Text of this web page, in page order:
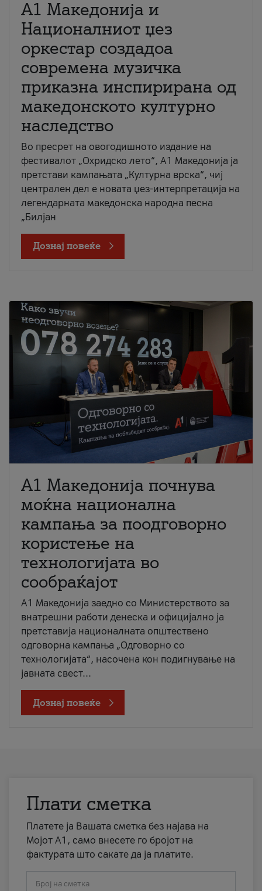
А1 Македонија и
Националниот џез
оркестар создадоа
современа музичка
приказна инспирирана од
македонското културно
наследство
Во пресрет на овогодишното издание на
фестивалот „Охридско лето“, А1 Македонија ја
претстави кампањата „Културна врска“, чиј
централен дел е новата џез-интерпретација на
легендарната македонска народна песна
„Билјан
Дознај повеќе
A1 Македонија почнува
моќна национална
кампања за поодговорно
користење на
технологијата во
сообраќајот
A1 Македонија заедно со Министерството за
внатрешни работи денеска и официјално ја
претставија националната општествено
одговорна кампања „Одговорно со
технологијата“, насочена кон подигнување на
јавната свест...
Дознај повеќе
Плати сметка
Платете ја Вашата сметка без најава на
Мојот А1, само внесете го бројот на
фактурата што сакате да ја платите.
Број на сметка